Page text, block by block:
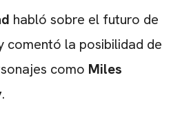
habló sobre el futuro de
comentó la posibilidad de
como Miles
.